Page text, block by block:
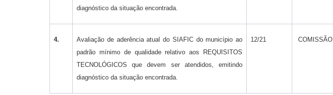
diagnóstico da situação encontrada.
4.
Avaliação de aderência atual do SIAFIC do município ao
padrão mínimo de qualidade relativo aos REQUISITOS
TECNOLÓGICOS que devem ser atendidos, emitindo
diagnóstico da situação encontrada.
12/21 COMISSÃO